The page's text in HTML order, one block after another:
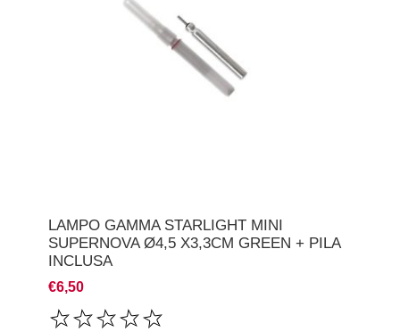
LAMPO GAMMA STARLIGHT MINI
SUPERNOVA Ø4,5 X3,3CM GREEN + PILA
INCLUSA
€6,50